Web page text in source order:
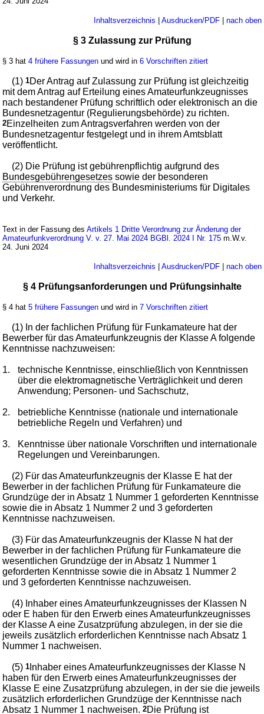
Inhaltsverzeichnis | Ausdrucken/PDF| nach oben
§ 3 Zulassung zur Prüfung
§ 3 hat4 frühere Fassungen und wird in6 Vorschriften zitiert
(1)1Der Antrag auf Zulassung zur Prüfung ist gleichzeitig
mit dem Antrag auf Erteilung eines Amateurfunkzeugnisses
nach bestandener Prüfung schriftlich oder elektronisch an die
Bundesnetzagentur (Regulierungsbehörde) zu richten.
2Einzelheiten zum Antragsverfahren werden von der
Bundesnetzagentur festgelegt und in ihrem Amtsblatt
veröffentlicht.
(2) Die Prüfung ist gebührenpflichtig aufgrund des
Bundesgebührengesetzes sowie der besonderen
Gebührenverordnung des Bundesministeriums für Digitales
und Verkehr.
Text in der Fassung desArtikels 1 Dritte Verordnung zur Änderung der
Amateurfunkverordnung V. v. 27. Mai 2024 BGBl. 2024 I Nr. 175 m.W.v.
24. Juni 2024
Inhaltsverzeichnis | Ausdrucken/PDF| nach oben
§ 4 Prüfungsanforderungen und Prüfungsinhalte
§ 4 hat5 frühere Fassungen und wird in7 Vorschriften zitiert
(1) In der fachlichen Prüfung für Funkamateure hat der
Bewerber für das Amateurfunkzeugnis der Klasse A folgende
Kenntnisse nachzuweisen:
1.
technische Kenntnisse, einschließlich von Kenntnissen
über die elektromagnetische Verträglichkeit und deren
Anwendung; Personen- und Sachschutz,
2.
betriebliche Kenntnisse (nationale und internationale
betriebliche Regeln und Verfahren) und
3.
Kenntnisse über nationale Vorschriften und internationale
Regelungen und Vereinbarungen.
(2) Für das Amateurfunkzeugnis der Klasse E hat der
Bewerber in der fachlichen Prüfung für Funkamateure die
Grundzüge der in Absatz 1 Nummer 1 geforderten Kenntnisse
sowie die in Absatz 1 Nummer 2 und 3 geforderten
Kenntnisse nachzuweisen.
(3) Für das Amateurfunkzeugnis der Klasse N hat der
Bewerber in der fachlichen Prüfung für Funkamateure die
wesentlichen Grundzüge der in Absatz 1 Nummer 1
geforderten Kenntnisse sowie die in Absatz 1 Nummer 2
und 3 geforderten Kenntnisse nachzuweisen.
(4) Inhaber eines Amateurfunkzeugnisses der Klassen N
oder E haben für den Erwerb eines Amateurfunkzeugnisses
der Klasse A eine Zusatzprüfung abzulegen, in der sie die
jeweils zusätzlich erforderlichen Kenntnisse nach Absatz 1
Nummer 1 nachweisen.
(5)1 Inhaber eines Amateurfunkzeugnisses der Klasse N
haben für den Erwerb eines Amateurfunkzeugnisses der
Klasse E eine Zusatzprüfung abzulegen, in der sie die jeweils
zusätzlich erforderlichen Grundzüge der Kenntnisse nach
Absatz 1 Nummer 1 nachweisen.2Die Prüfung ist